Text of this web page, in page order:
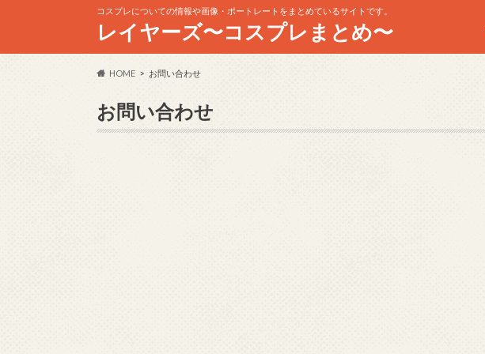
コスプレについての情報や画像・ポートレートをまとめているサイトです。
レイヤーズ〜コスプレまとめ〜
HOME お問い合わせ
お問い合わせ